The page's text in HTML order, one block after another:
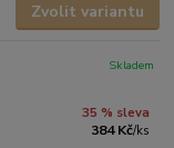
Zvolit variantu
35 % sleva
384 Kč/ks
Skladem